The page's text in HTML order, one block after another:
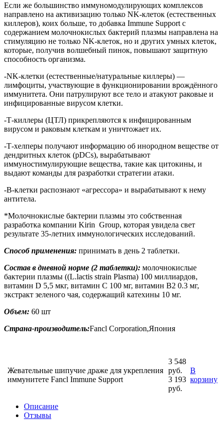
Если же большинство иммуномодулирующих комплексов
направлено на активизацию только NK-клеток (естественных
киллеров), коих больше, то добавка Immune Support с
содержанием молочнокислых бактерий плазмы направлена на
стимуляцию не только NK-клеток, но и других умных клеток,
которые, получив волшебный пинок, повышают защитную
способность организма.
-NK-клетки (естественные/натуральные киллеры) —
лимфоциты, участвующие в функционировании врождённого
иммунитета. Они патрулируют все тело и атакуют раковые и
инфицированные вирусом клетки.
-Т-киллеры (ЦТЛ) прикрепляются к инфицированным
вирусом и раковым клеткам и уничтожает их.
-Т-хелперы получают информацию об инородном веществе от
дендритных клеток (pDCs), вырабатывают
иммуностимулирующие вещества, такие как цитокины, и
выдают команды для разработки стратегии атаки.
-В-клетки распознают «агрессора» и вырабатывают к нему
антитела.
*Молочнокислые бактерии плазмы это собственная
разработка компании Kirin Group, которая увидела свет
результате 35-летних иммунологических исследований.
Способ применения: принимать в день 2 таблетки.
Состав в дневной норме (2 таблетки): молочнокислые
бактерии плазмы ((L.lactis strain Plasma) 100 миллиардов,
витамин D 5,5 мкг, витамин C 100 мг, витамин B2 0.3 мг,
экстракт зеленого чая, содержащий катехины 10 мг.
Объем: 60 шт
Страна-производитель:Fancl Corporation,Япония
Жевательные шипучие драже для укрепления
иммунитете Fancl Immune Support
3 548
руб.
3 193
руб.
В
корзину
Описание
Отзывы